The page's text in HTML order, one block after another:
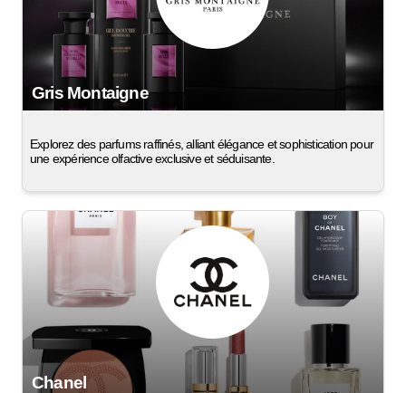
Gris Montaigne
Explorez des parfums raffinés, alliant élégance et sophistication pour
une expérience olfactive exclusive et séduisante.
Chanel